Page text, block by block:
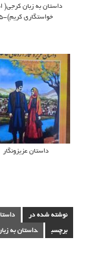
داستان به زبان کرجی(
خواستگاري كريم)-5
داستان عزیزونگار
نوشته شده در
برچسب
داستان به